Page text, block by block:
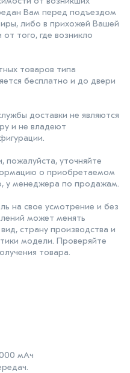
Вам перед подъездом
либо в прихожей Вашей
того, где возникло
товаров типа
бесплатно и до двери
доставки не являются
и не владеют
пожалуйста, уточняйте
о приобретаемом
у менеджера по продажам.
на свое усмотрение и без
может менять
страну производства и
модели. Проверяйте
товара.
мАч